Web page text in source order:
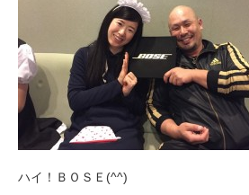
ハイ！ＢＯＳＥ(^^)